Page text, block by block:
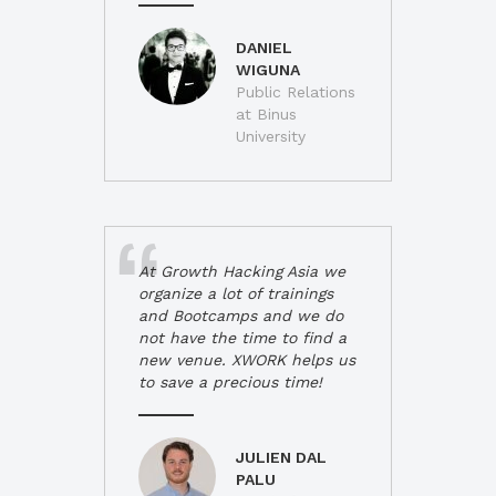
DANIEL
WIGUNA
Public Relations
at Binus
University
At Growth Hacking Asia we
organize a lot of trainings
and Bootcamps and we do
not have the time to find a
new venue. XWORK helps us
to save a precious time!
JULIEN DAL
PALU